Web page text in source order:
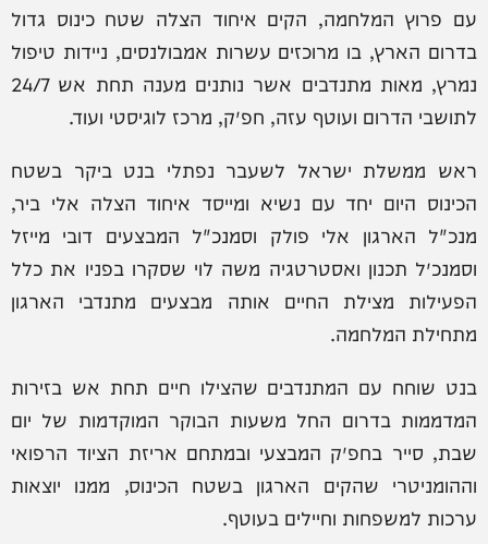
עם פרוץ המלחמה, הקים איחוד הצלה שטח כינוס גדול
בדרום הארץ, בו מרוכזים עשרות אמבולנסים, ניידות טיפול
נמרץ, מאות מתנדבים אשר נותנים מענה תחת אש 24/7
לתושבי הדרום ועוטף עזה, חפ״ק, מרכז לוגיסטי ועוד.
ראש ממשלת ישראל לשעבר נפתלי בנט ביקר בשטח
הכינוס היום יחד עם נשיא ומייסד איחוד הצלה אלי ביר,
מנכ"ל הארגון אלי פולק וסמנכ"ל המבצעים דובי מייזל
וסמנכ״ל תכנון ואסטרטגיה משה לוי שסקרו בפניו את כלל
הפעילות מצילת החיים אותה מבצעים מתנדבי הארגון
מתחילת המלחמה.
בנט שוחח עם המתנדבים שהצילו חיים תחת אש בזירות
המדממות בדרום החל משעות הבוקר המוקדמות של יום
שבת, סייר בחפ״ק המבצעי ובמתחם אריזת הציוד הרפואי
וההומניטרי שהקים הארגון בשטח הכינוס, ממנו יוצאות
ערכות למשפחות וחיילים בעוטף.